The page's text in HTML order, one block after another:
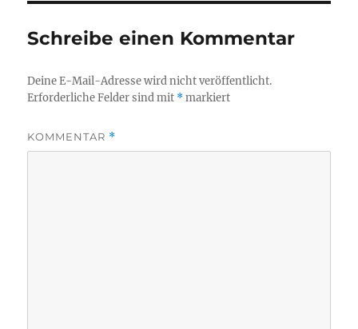
Schreibe einen Kommentar
Deine E-Mail-Adresse wird nicht veröffentlicht.
Erforderliche Felder sind mit *markiert
KOMMENTAR *